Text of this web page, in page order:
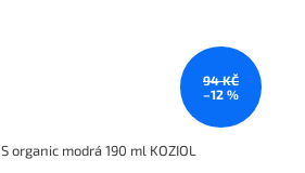
94 KČ
–12 %
organic modrá 190 ml KOZIOL